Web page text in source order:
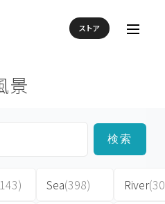
ストア
景
検索
Sea(398)
River